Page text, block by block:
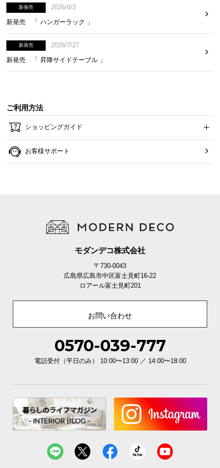
新発売
2026/8/3
新発売 「 ハンガーラック 」
新発売
2026/7/27
新発売 「 昇降サイドテーブル 」
ご利用方法
ショッピングガイド
お客様サポート
モダンデコ株式会社
〒730-0043
広島県広島市中区富士見町16-22
ロアール富士見町201
お問い合わせ
0570-039-777
電話受付（平日のみ） 10:00〜13:00 ／ 14:00〜18:00